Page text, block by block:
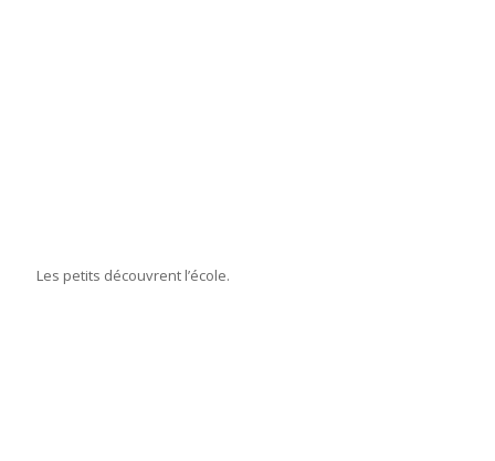
Les petits découvrent l’école.